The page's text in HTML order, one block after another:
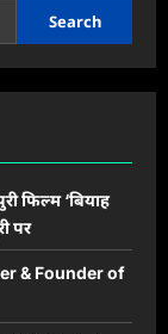
Search
फिल्म ‘बियाह
पर
& Founder of